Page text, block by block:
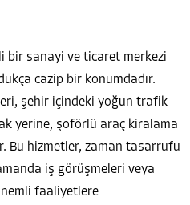
bir sanayi ve ticaret merkezi
cazip bir konumdadır.
şehir içindeki yoğun trafik
yerine, şoförlü araç kiralama
Bu hizmetler, zaman tasarrufu
iş görüşmeleri veya
faaliyetlere